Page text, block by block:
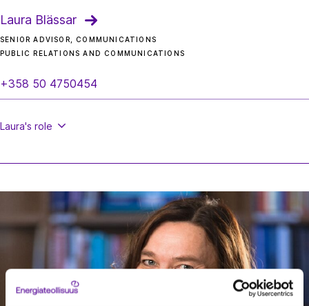
Laura Blässar
SENIOR ADVISOR, COMMUNICATIONS
PUBLIC RELATIONS AND COMMUNICATIONS
+358 50 4750454
Laura's role